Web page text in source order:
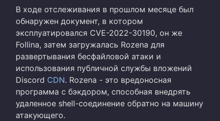
В ходе отслеживания в прошлом месяце был
обнаружен документ, в котором
эксплуатировался CVE-2022-30190, он же
Follina, затем загружалась Rozena для
развертывания бесфайловой атаки и
использования публичной службы вложений
Discord CDN. Rozena - это вредоносная
программа с бэкдором, способная внедрять
удаленное shell-соединение обратно на машину
атакующего.